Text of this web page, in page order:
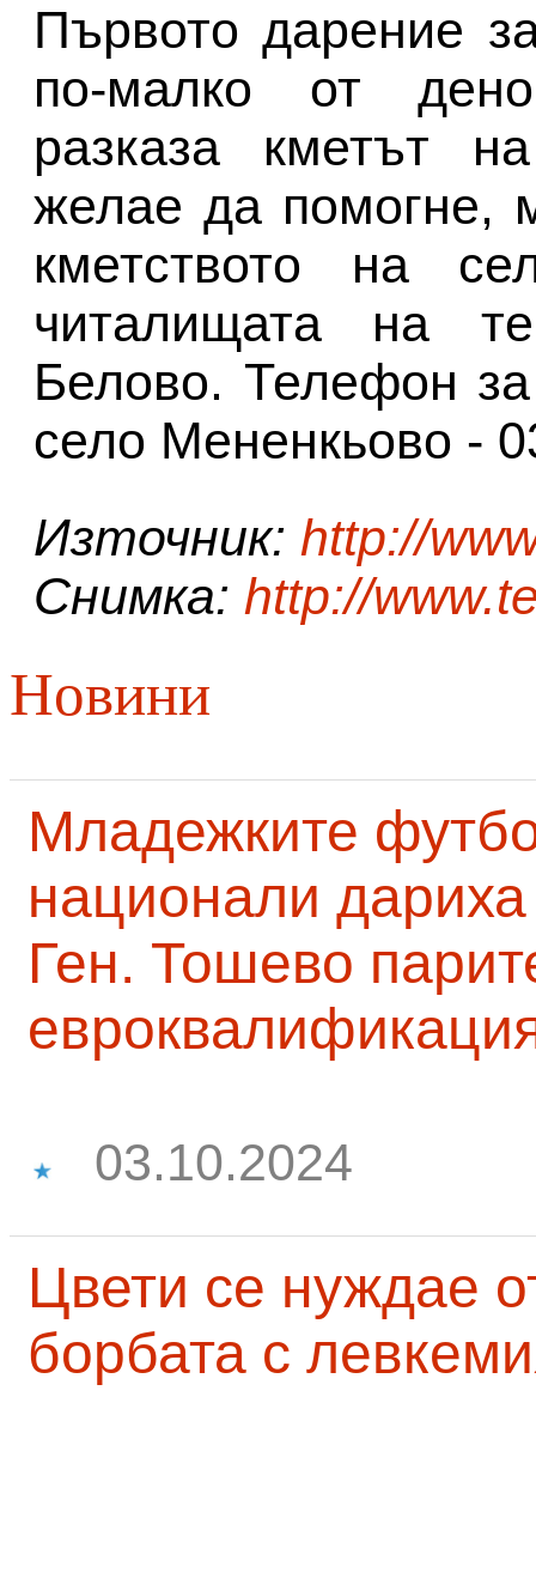
Първото дарение
по-малко от
разказа кметът
желае да помогне,
кметството на
читалищата на
Белово. Телефон
село Мененкьово -
Източник: http://
Снимка: http://
Новини
Младежките
национали
Ген. Тошево
03.10.2024
Цвети се нуждае
борбата с